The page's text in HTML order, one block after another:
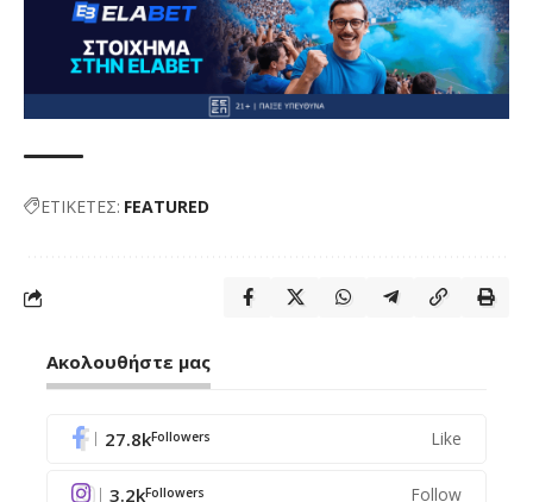
ΕΤΙΚΕΤΕΣ: FEATURED
Ακολουθήστε μας
27.8kFollowers Like
3.2kFollowers Follow